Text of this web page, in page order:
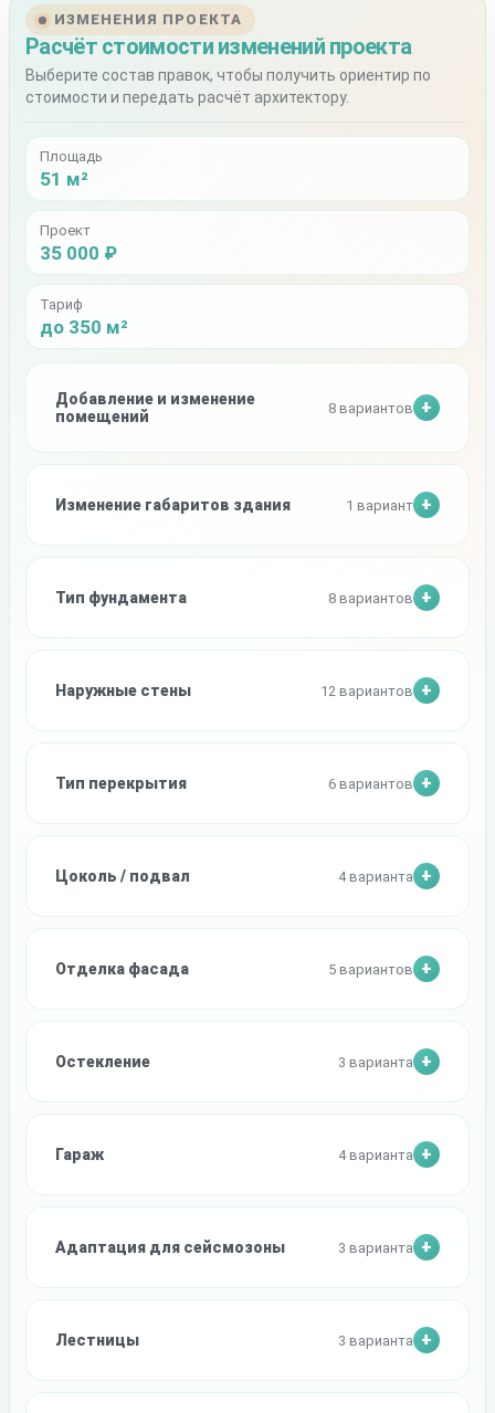
ИЗМЕНЕНИЯ ПРОЕКТА
Расчёт стоимости изменений проекта
Выберите состав правок, чтобы получить ориентир по
стоимости и передать расчёт архитектору.
Площадь
51 м²
Проект
35 000 ₽
Тариф
до 350 м²
Добавление и изменение
помещений
8 вариантов
Изменение габаритов здания 1 вариант
Тип фундамента 8 вариантов
Наружные стены 12 вариантов
Тип перекрытия 6 вариантов
Цоколь / подвал 4 варианта
Отделка фасада 5 вариантов
Остекление 3 варианта
Гараж 4 варианта
Адаптация для сейсмозоны 3 варианта
Лестницы 3 варианта